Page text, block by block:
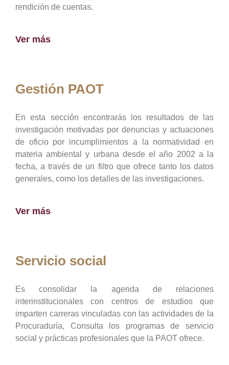
rendición de cuentas.
Ver más
Gestión PAOT
En esta sección encontrarás los resultados de las
investigación motivadas por denuncias y actuaciones
de oficio por incumplimientos a la normatividad en
materia ambiental y urbana desde el año 2002 a la
fecha, a través de un filtro que ofrece tanto los datos
generales, como los detalles de las investigaciones.
Ver más
Servicio social
Es consolidar la agenda de relaciones
interinstitucionales con centros de estudios que
imparten carreras vinculadas con las actividades de la
Procuraduría, Consulta los programas de servicio
social y prácticas profesionales que la PAOT ofrece.